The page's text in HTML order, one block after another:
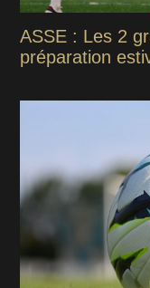
ASSE : Les 2
préparation